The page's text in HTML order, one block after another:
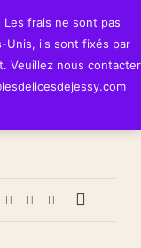
frais ne sont pas
Unis, ils sont fixés par
Veuillez nous contacter